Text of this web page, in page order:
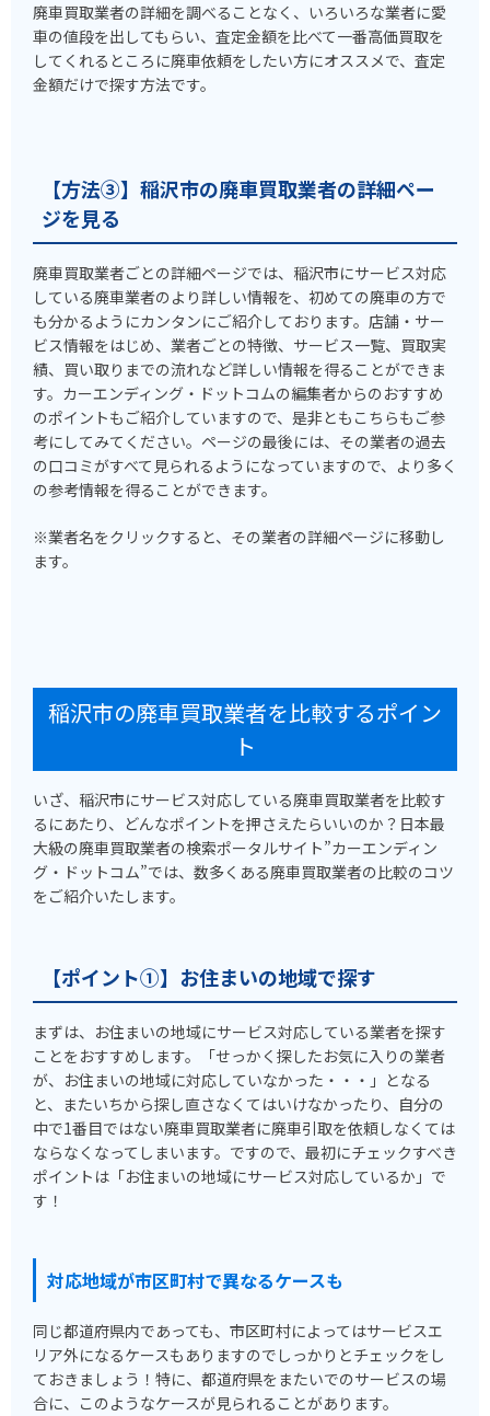
廃車買取業者の詳細を調べることなく、いろいろな業者に愛
車の値段を出してもらい、査定金額を比べて一番高価買取を
してくれるところに廃車依頼をしたい方にオススメで、査定
金額だけで探す方法です。
【方法③】稲沢市の廃車買取業者の詳細ペー
ジを見る
廃車買取業者ごとの詳細ページでは、稲沢市にサービス対応
している廃車業者のより詳しい情報を、初めての廃車の方で
も分かるようにカンタンにご紹介しております。店舗・サー
ビス情報をはじめ、業者ごとの特徴、サービス一覧、買取実
績、買い取りまでの流れなど詳しい情報を得ることができま
す。カーエンディング・ドットコムの編集者からのおすすめ
のポイントもご紹介していますので、是非ともこちらもご参
考にしてみてください。ページの最後には、その業者の過去
の口コミがすべて見られるようになっていますので、より多く
の参考情報を得ることができます。
※業者名をクリックすると、その業者の詳細ページに移動し
ます。
稲沢市の廃車買取業者を比較するポイン
ト
いざ、稲沢市にサービス対応している廃車買取業者を比較す
るにあたり、どんなポイントを押さえたらいいのか？日本最
大級の廃車買取業者の検索ポータルサイト”カーエンディン
グ・ドットコム”では、数多くある廃車買取業者の比較のコツ
をご紹介いたします。
【ポイント①】お住まいの地域で探す
まずは、お住まいの地域にサービス対応している業者を探す
ことをおすすめします。「せっかく探したお気に入りの業者
が、お住まいの地域に対応していなかった・・・」となる
と、またいちから探し直さなくてはいけなかったり、自分の
中で1番目ではない廃車買取業者に廃車引取を依頼しなくては
ならなくなってしまいます。ですので、最初にチェックすべき
ポイントは「お住まいの地域にサービス対応しているか」で
す！
対応地域が市区町村で異なるケースも
同じ都道府県内であっても、市区町村によってはサービスエ
リア外になるケースもありますのでしっかりとチェックをし
ておきましょう！特に、都道府県をまたいでのサービスの場
合に、このようなケースが見られることがあります。